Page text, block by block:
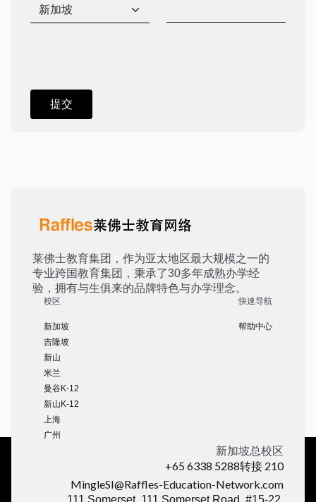
莱佛士教育集团，作为亚太地区最大规模之一的
专业跨国教育集团，秉承了30多年成熟办学经
验，拥有与生俱来的品牌特色与办学理念。
校区
新加坡
吉隆坡
新山
米兰
曼谷K-12
新山K-12
上海
广州
快速导航
帮助中心
新加坡总校区
+65 6338 5288转接 210
MingleSI@Raffles-Education-Network.com